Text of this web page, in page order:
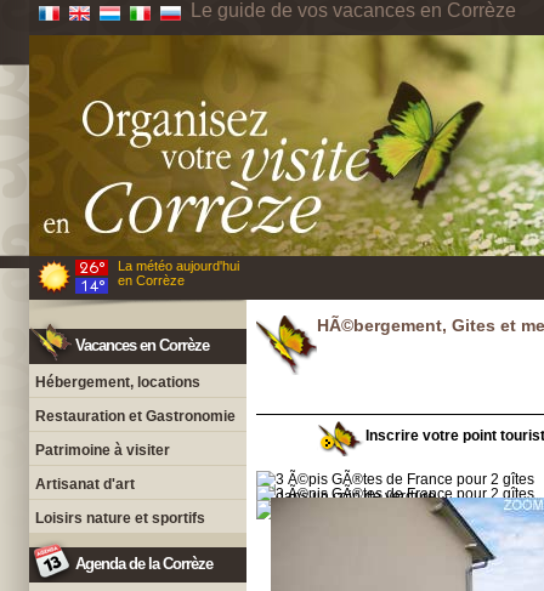
Le guide de vos vacances en Corrèze
La météo aujourd'hui
en Corrèze
Vacances en Corrèze
Hébergement, locations
Restauration et Gastronomie
Patrimoine à visiter
Artisanat d'art
Loisirs nature et sportifs
Agenda de la Corrèze
HÃ©bergement, Gites et
Inscrire votre point